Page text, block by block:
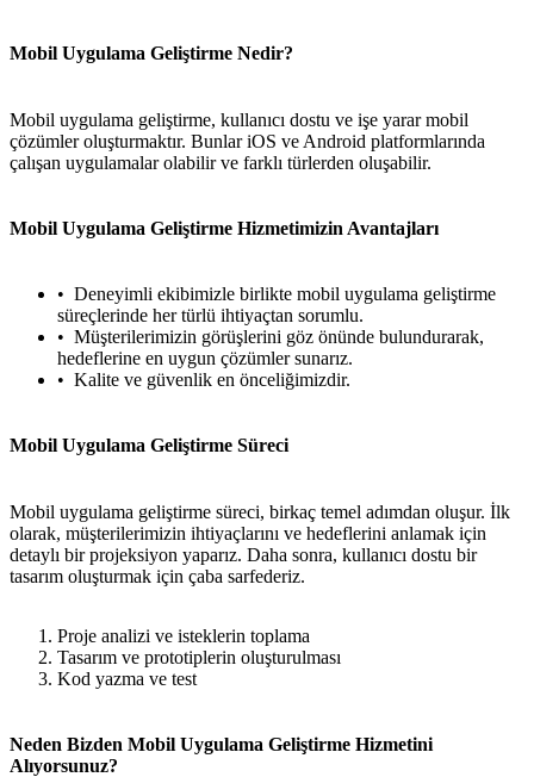
Mobil Uygulama Geliştirme Nedir?
Mobil uygulama geliştirme, kullanıcı dostu ve işe yarar mobil
çözümler oluşturmaktır. Bunlar iOS ve Android platformlarında
çalışan uygulamalar olabilir ve farklı türlerden oluşabilir.
Mobil Uygulama Geliştirme Hizmetimizin Avantajları
Deneyimli ekibimizle birlikte mobil uygulama geliştirme
süreçlerinde her türlü ihtiyaçtan sorumlu.
Müşterilerimizin görüşlerini göz önünde bulundurarak,
hedeflerine en uygun çözümler sunarız.
Kalite ve güvenlik en önceliğimizdir.
Mobil Uygulama Geliştirme Süreci
Mobil uygulama geliştirme süreci, birkaç temel adımdan oluşur. İlk
olarak, müşterilerimizin ihtiyaçlarını ve hedeflerini anlamak için
detaylı bir projeksiyon yaparız. Daha sonra, kullanıcı dostu bir
tasarım oluşturmak için çaba sarfederiz.
Proje analizi ve isteklerin toplama
Tasarım ve prototiplerin oluşturulması
Kod yazma ve test
Neden Bizden Mobil Uygulama Geliştirme Hizmetini
Alıyorsunuz?